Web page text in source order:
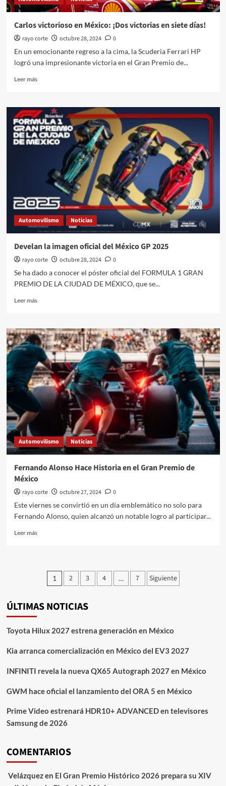
Carlos victorioso en México: ¡Dos victorias en siete días!
rayo corte octubre 28, 2024
0
En un emocionante regreso a la cima, la Scuderia Ferrari HP
logró una impresionante victoria en el Gran Premio de...
Leer másLeer
Carlos
victorioso
en
México:
¡Dos
siete
días!
Automovilismo Noticias
Develan la imagen oficial del México GP 2025
rayo corte octubre 28, 2024
0
Se ha dado a conocer el póster oficial del FORMULA 1 GRAN
PREMIO DE LA CIUDAD DE MÉXICO, que se...
Leer másLeer
Develan
la
imagen
oficial
del
México
GP
2025
Automovilismo Noticias
Fernando Alonso Hace Historia en el Gran Premio de
México
rayo corte octubre 27, 2024
0
Este viernes se convirtió en un día emblemático no solo para
Fernando Alonso, quien alcanzó un notable logro al participar...
Leer másLeer
Alonso
el
Gran
Premio
Paginación
entradas
1 2 3 4 … 7 Siguiente
ÚLTIMAS NOTICIAS
Toyota Hilux 2027 estrena generación en México
Kia arranca comercialización en México del EV3 2027
INFINITI revela la nueva QX65 Autograph 2027 en México
GWM hace oficial el lanzamiento del ORA 5 en México
Prime Video estrenará HDR10+ ADVANCED en televisores
Samsung de 2026
COMENTARIOS
Velázquezen El Gran Premio Histórico 2026 prepara su XIV